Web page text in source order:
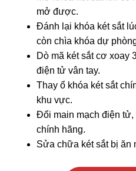
mở được.
Đánh lại khóa két sắt
còn chìa khóa dự
Dò mã két sắt cơ xoay
điện tử vân tay.
Thay ổ khóa két sắt
khu vực.
Đổi main mạch điện tử,
chính hãng.
Sửa chữa két sắt bị ăn